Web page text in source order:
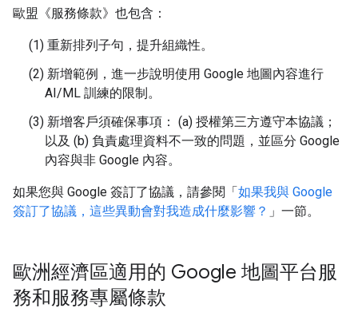
歐盟《服務條款》也包含：
(1) 重新排列子句，提升組織性。
(2) 新增範例，進一步說明使用 Google 地圖內容進行
AI/ML 訓練的限制。
(3) 新增客戶須確保事項： (a) 授權第三方遵守本協議；
以及 (b) 負責處理資料不一致的問題，並區分 Google
內容與非 Google 內容。
如果您與 Google 簽訂了協議，請參閱「如果我與 Google
簽訂了協議，這些異動會對我造成什麼影響？ 」一節。
歐洲經濟區適用的 Google 地圖平台服
務和服務專屬條款